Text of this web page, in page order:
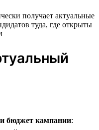
и бюджет кампании: